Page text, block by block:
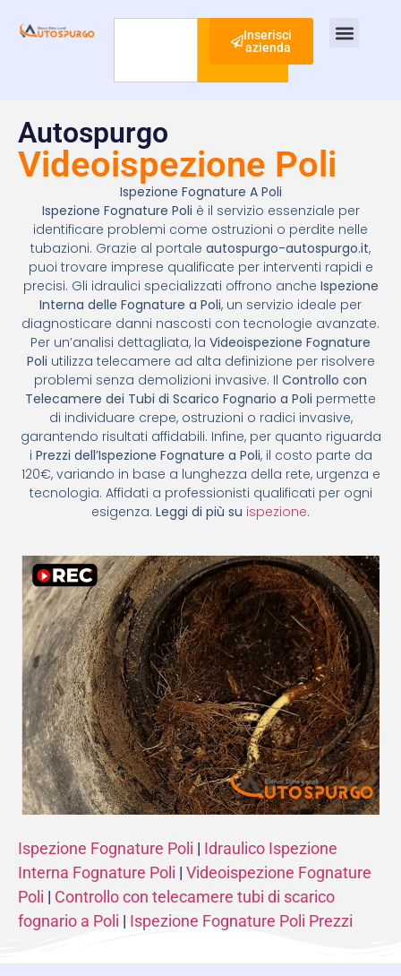
Cerca
Inserisci
azienda
Autospurgo
Videoispezione Poli
Ispezione Fognature A Poli
Ispezione Fognature Poli è il servizio essenziale per
identificare problemi come ostruzioni o perdite nelle
tubazioni. Grazie al portale autospurgo-autospurgo.it,
puoi trovare imprese qualificate per interventi rapidi e
precisi. Gli idraulici specializzati offrono anche Ispezione
Interna delle Fognature a Poli, un servizio ideale per
diagnosticare danni nascosti con tecnologie avanzate.
Per un’analisi dettagliata, la Videoispezione Fognature
Poli utilizza telecamere ad alta definizione per risolvere
problemi senza demolizioni invasive. Il Controllo con
Telecamere dei Tubi di Scarico Fognario a Poli permette
di individuare crepe, ostruzioni o radici invasive,
garantendo risultati affidabili. Infine, per quanto riguarda
i Prezzi dell’Ispezione Fognature a Poli, il costo parte da
120€, variando in base a lunghezza della rete, urgenza e
tecnologia. Affidati a professionisti qualificati per ogni
esigenza. Leggi di più su ispezione.
Ispezione Fognature Poli | Idraulico Ispezione
Interna Fognature Poli | Videoispezione Fognature
Poli | Controllo con telecamere tubi di scarico
fognario a Poli | Ispezione Fognature Poli Prezzi